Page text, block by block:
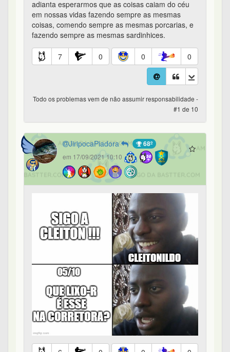
adianta esperarmos que as coisas caiam do céu
em nossas vidas fazendo sempre as mesmas
coisas, comendo sempre as mesmas porcarias, e
fazendo sempre as mesmas sardinhices.
7 0 0 0
Todo os problemas vem de não assumir responsabilidade -
#1 de 10
JiripocaPiadora 68º
em 17/09/2021 10:10